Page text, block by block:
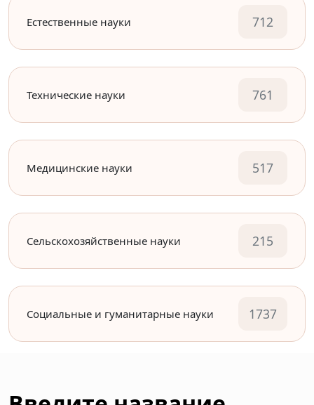
Естественные науки 712
Технические науки 761
Медицинские науки 517
Сельскохозяйственные науки 215
Социальные и гуманитарные науки 1737